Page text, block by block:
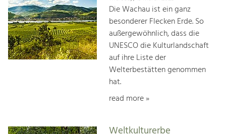
Social Affairs, Education
& Identity
Equality, Youth and Integration.
Climate Change, Public Transport and
Increase in Regional Value Added.
Die Wachau ist ein ganz
besonderer Flecken Erde. So
außergewöhnlich, dass die
UNESCO die Kulturlandschaft
auf ihre Liste der
Welterbestätten genommen
hat.
read more »